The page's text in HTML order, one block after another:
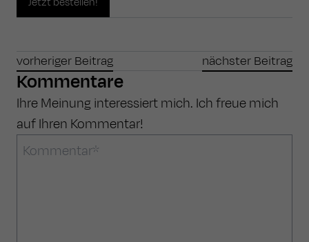
vorheriger Beitrag nächster Beitrag
Kommentare
Ihre Meinung interessiert mich. Ich freue mich
auf Ihren Kommentar!